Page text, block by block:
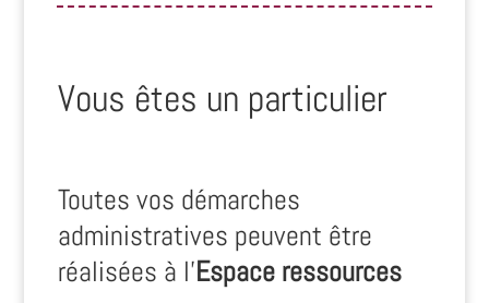
Vous êtes un particulier
Toutes vos démarches
administratives peuvent être
réalisées à l’Espace ressources